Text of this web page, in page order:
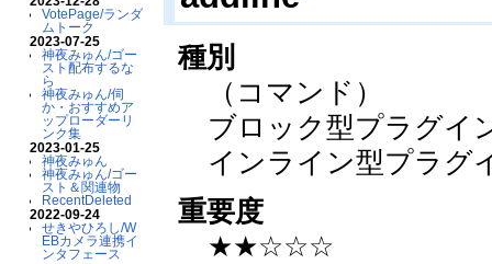
VotePage/ランダ
ムトーク
2023-07-25
神夜みゅん/ゴー
スト配布するな
ら
神夜みゅん/伺
か・おすすめア
ップローダーリ
ンク集
2023-01-25
神夜みゅん
神夜みゅん/ゴー
スト＆関連物
RecentDeleted
2022-09-24
せきやひろし/W
EBカメラ連携イ
ンタフェース
種別
（コマンド）
ブロック型プラグイ
インライン型プラグ
重要度
★★☆☆☆